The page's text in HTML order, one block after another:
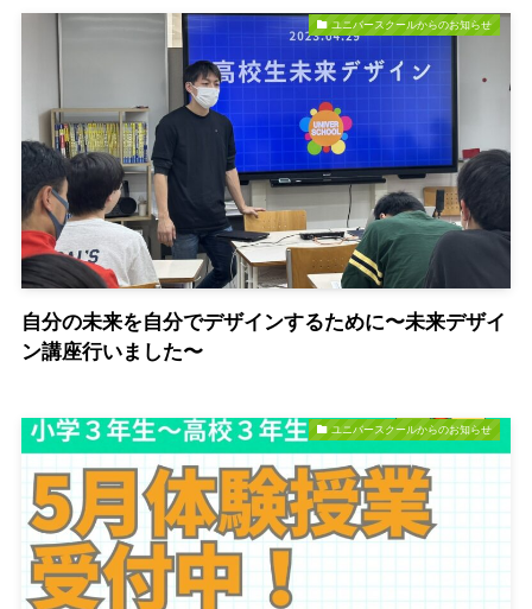
ユニバースクールからのお知らせ
自分の未来を自分でデザインするために〜未来デザイ
ン講座行いました〜
ユニバースクールからのお知らせ